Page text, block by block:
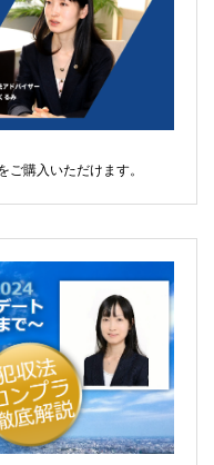
ご購入いただけます。